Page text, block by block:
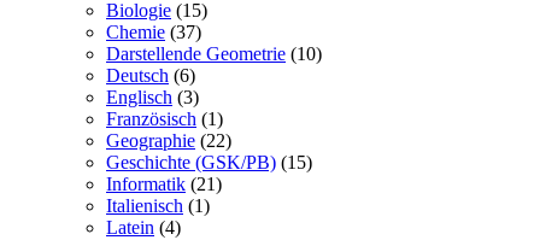
Biologie (15)
Chemie (37)
Darstellende Geometrie (10)
Deutsch (6)
Englisch (3)
Französisch (1)
Geographie (22)
Geschichte (GSK/PB) (15)
Informatik (21)
Italienisch (1)
Latein (4)